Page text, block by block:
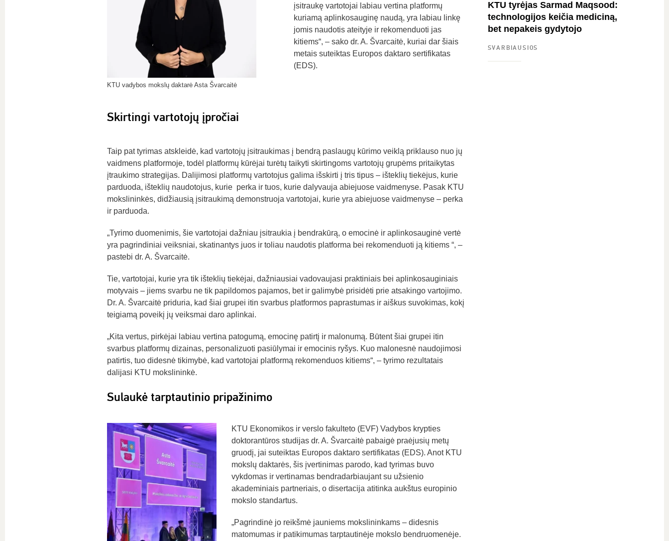
KTU vadybos mokslų daktarė Asta Švarcaitė
įsitraukę vartotojai labiau vertina platformų
kuriamą aplinkosauginę naudą, yra labiau linkę
jomis naudotis ateityje ir rekomenduoti jas
kitiems“, – sako dr. A. Švarcaitė, kuriai dar šiais
metais suteiktas Europos daktaro sertifikatas
(EDS).
Skirtingi vartotojų įpročiai
Taip pat tyrimas atskleidė, kad vartotojų įsitraukimas į bendrą paslaugų kūrimo veiklą priklauso nuo jų
vaidmens platformoje, todėl platformų kūrėjai turėtų taikyti skirtingoms vartotojų grupėms pritaikytas
įtraukimo strategijas. Dalijimosi platformų vartotojus galima išskirti į tris tipus – išteklių tiekėjus, kurie
parduoda, išteklių naudotojus, kurie perka ir tuos, kurie dalyvauja abiejuose vaidmenyse. Pasak KTU
mokslininkės, didžiausią įsitraukimą demonstruoja vartotojai, kurie yra abiejuose vaidmenyse – perka
ir parduoda.
„Tyrimo duomenimis, šie vartotojai dažniau įsitraukia į bendrakūrą, o emocinė ir aplinkosauginė vertė
yra pagrindiniai veiksniai, skatinantys juos ir toliau naudotis platforma bei rekomenduoti ją kitiems “, –
pastebi dr. A. Švarcaitė.
Tie, vartotojai, kurie yra tik išteklių tiekėjai, dažniausiai vadovaujasi praktiniais bei aplinkosauginiais
motyvais – jiems svarbu ne tik papildomos pajamos, bet ir galimybė prisidėti prie atsakingo vartojimo.
Dr. A. Švarcaitė priduria, kad šiai grupei itin svarbus platformos paprastumas ir aiškus suvokimas, kokį
teigiamą poveikį jų veiksmai daro aplinkai.
„Kita vertus, pirkėjai labiau vertina patogumą, emocinę patirtį ir malonumą. Būtent šiai grupei itin
svarbus platformų dizainas, personalizuoti pasiūlymai ir emocinis ryšys. Kuo malonesnė naudojimosi
patirtis, tuo didesnė tikimybė, kad vartotojai platformą rekomenduos kitiems“, – tyrimo rezultatais
dalijasi KTU mokslininkė.
Sulaukė tarptautinio pripažinimo
KTU Ekonomikos ir verslo fakulteto (EVF) Vadybos krypties
doktorantūros studijas dr. A. Švarcaitė pabaigė praėjusių metų
gruodį, jai suteiktas Europos daktaro sertifikatas (EDS). Anot KTU
mokslų daktarės, šis įvertinimas parodo, kad tyrimas buvo
vykdomas ir vertinamas bendradarbiaujant su užsienio
akademiniais partneriais, o disertacija atitinka aukštus europinio
mokslo standartus.
„Pagrindinė jo reikšmė jauniems mokslininkams – didesnis
matomumas ir patikimumas tarptautinėje mokslo bendruomenėje.
KTU tyrėjas Sarmad Maqsood:
technologijos keičia mediciną,
bet nepakeis gydytojo
SVARBIAUSIOS